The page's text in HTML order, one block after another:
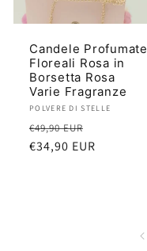
Candele Profumate
Floreali Rosa in
Borsetta Rosa
Varie Fragranze
Produttore:
POLVERE DI STELLE
Prezzo
di
€49,90 EUR
scontato
€34,90 EUR